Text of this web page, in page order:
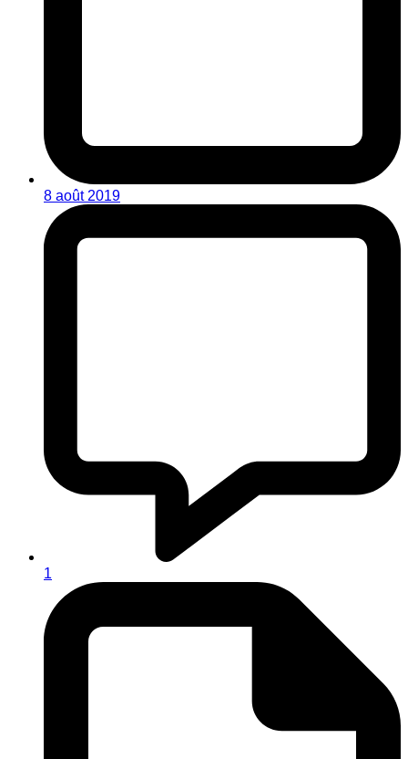
8 août 2019
1